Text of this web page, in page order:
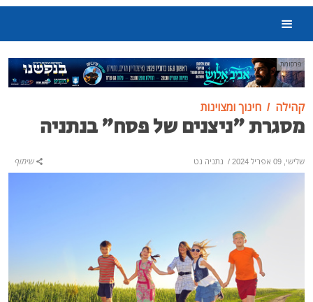
פרסומת
קהילה חינוך ומצוינות
מסגרת "ניצנים של פסח" בנתניה
שלישי, 09 אפריל 2024 / נתניה נט שיתוף